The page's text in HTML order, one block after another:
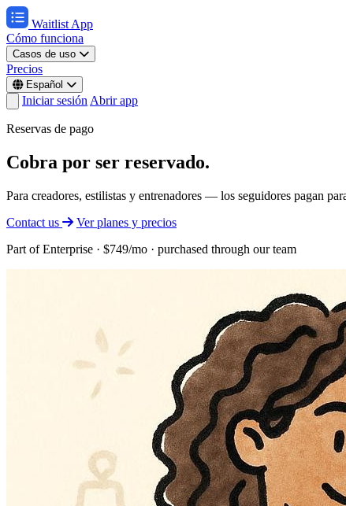
Waitlist App
Cómo funciona
Casos de uso
Precios
Español
Iniciar sesión Abrir app
Reservas de pago
Cobra por ser reservado.
Para creadores, estilistas y entrenadores — los seguidores pagan
Contact us
Ver planes y precios
Part of Enterprise · $749/mo · purchased through our team